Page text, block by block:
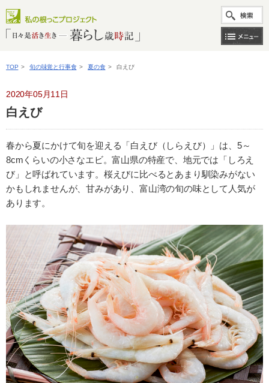
TOP > 旬の味覚と行事食 > 夏の食 > 白えび
2020年05月11日
白えび
春から夏にかけて旬を迎える「白えび（しらえび）」は、5～
8cmくらいの小さなエビ。富山県の特産で、地元では「しろえ
び」と呼ばれています。桜えびに比べるとあまり馴染みがない
かもしれませんが、甘みがあり、富山湾の旬の味として人気が
あります。